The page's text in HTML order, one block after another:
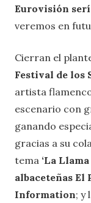
Eurovisión
veremos en
Cierran el
Festival de los
artista
escenario con
ganando
gracias a su
tema ‘La
albaceteñas El
Information; y